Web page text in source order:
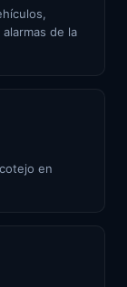
de la
en